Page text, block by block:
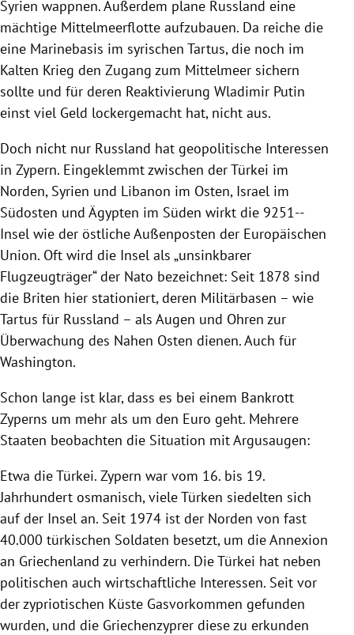
Syrien wappnen. Außerdem plane Russland eine
mächtige Mittelmeerflotte aufzubauen. Da reiche die
eine Marinebasis im syrischen Tartus, die noch im
Kalten Krieg den Zugang zum Mittelmeer sichern
sollte und für deren Reaktivierung Wladimir Putin
einst viel Geld lockergemacht hat, nicht aus.
Doch nicht nur Russland hat geopolitische Interessen
in Zypern. Eingeklemmt zwischen derTürkei im
Norden, Syrien und Libanon im Osten, Israel im
Südosten und Ägypten im Süden wirkt die 9251--
Insel wie der östliche Außenposten der Europäischen
Union. Oft wird die Insel als „unsinkbarer
Flugzeugträger“ der Nato bezeichnet: Seit 1878 sind
die Briten hier stationiert, deren Militärbasen – wie
Tartus für Russland – als Augen und Ohren zur
Überwachung des Nahen Osten dienen. Auch für
Washington.
Schon lange ist klar, dass es bei einem Bankrott
Zyperns um mehr als um den Euro geht. Mehrere
Staaten beobachten die Situation mit Argusaugen:
Etwa dieTürkei. Zypern war vom 16. bis 19.
Jahrhundert osmanisch, viele Türken siedelten sich
auf der Insel an. Seit 1974 ist der Norden von fast
40.000 türkischen Soldaten besetzt, um die Annexion
an Griechenland zu verhindern. DieTürkei hat neben
politischen auch wirtschaftliche Interessen. Seit vor
der zypriotischen Küste Gasvorkommen gefunden
wurden, und die Griechenzyprer diese zu erkunden